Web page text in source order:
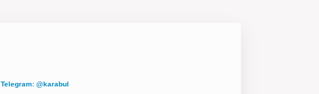
Telegram: @karabul